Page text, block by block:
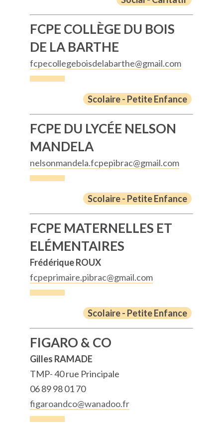
FCPE COLLÈGE DU BOIS
DE LA BARTHE
fcpecollegeboisdelabarthe@gmail.com
Scolaire - Petite Enfance
FCPE DU LYCÉE NELSON
MANDELA
nelsonmandela.fcpepibrac@gmail.com
Scolaire - Petite Enfance
FCPE MATERNELLES ET
ELÉMENTAIRES
Frédérique ROUX
fcpeprimaire.pibrac@gmail.com
Scolaire - Petite Enfance
FIGARO & CO
Gilles RAMADE
TMP- 40 rue Principale
06 89 98 01 70
figaroandco@wanadoo.fr